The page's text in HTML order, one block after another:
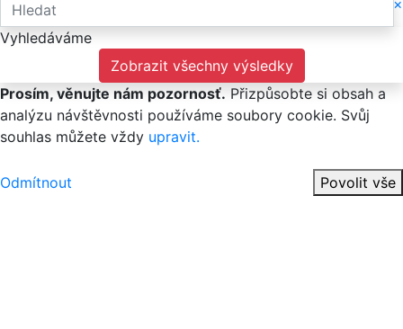
Vyhledáváme
Zobrazit všechny výsledky
Prosím, věnujte nám pozornosť.Přizpůsobte si obsah a
analýzu návštěvnosti používáme soubory cookie. Svůj
souhlas můžete vždy upravit.